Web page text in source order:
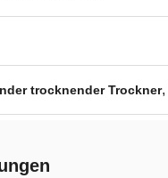
trocknender Trockner,